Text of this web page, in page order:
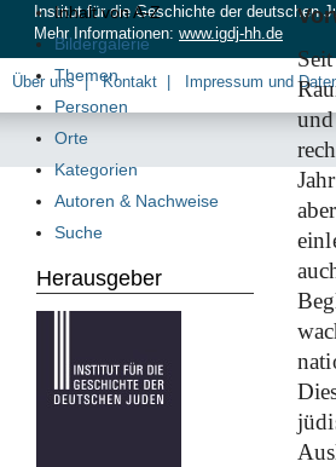
Inhalt von A-Z
Bildergalerie
Themen
Personen
Orte
Kategorien
Autoren & Nachweise
Suche
Herausgeber
Institut für die Geschichte der deutschen
Mehr Informationen: www.igdj-hh.de
Über uns Kontakt Impressum und